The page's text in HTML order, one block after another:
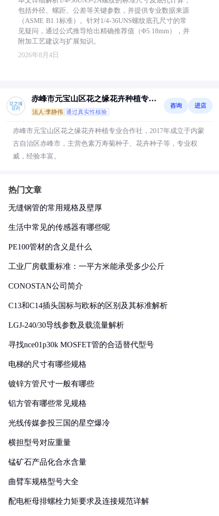
包括外径、螺距、公差等关键参数，并提供专业数据来源
（ASME B1.1标准）。针对1/4-36UNS螺纹底孔尺寸的常
见疑问，通过公式推导给出精确推荐值（Φ5.18mm），并
附加工艺建议与扩展知识。
2026年8月4日
赤峰市元宝山区花之缘花卉种植专业
合作社
法人:李静伟 通过真实性核验
咨询 进店
赤峰市元宝山区花之缘花卉种植专业合作社，2017年成立于内蒙
古自治区赤峰市，主营色素万寿菊种子、花卉种子等，专业权
威，经验丰富。
热门文章
无缝钢管的常用规格及壁厚
生活中常见的传感器有哪些呢
PE100管材的含义是什么
工业厂房载重标准：一平方米能承受多少公斤
CONOSTAN公司简介
C13和C14插头国标与欧标的区别及其标准解析
LGJ-240/30导线参数及载流量解析
寻找nce01p30k MOSFET管的合适替代型号
电梯的尺寸有哪些规格
镀锌方管尺寸一般有哪些
铝方管有哪些常见规格
光线传媒参投三国的星空爆冷
横担型号对应重量
锰矿石产品化合水含量
曲臂车规格型号大全
配电柜母排螺栓力矩要求及连接规范详解